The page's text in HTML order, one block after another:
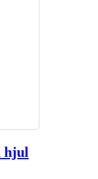
hjul